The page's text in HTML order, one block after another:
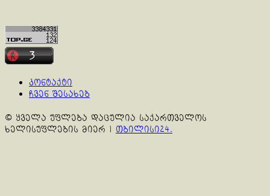
კონტაქტი
ჩვენ შესახებ
© ყველა უფლება დაცულია საქართველოს
ხელისუფლების მიერ | თბილისი24.